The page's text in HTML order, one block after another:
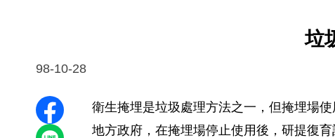
垃
98-10-28
分享至 Facebook
衛生掩埋是垃圾處理方法之一，但掩埋場
地方政府，在掩埋場停止使用後，研提復